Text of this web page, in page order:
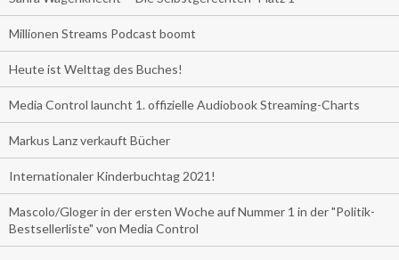
Millionen Streams Podcast boomt
Heute ist Welttag des Buches!
Media Control launcht 1. offizielle Audiobook Streaming-Charts
Markus Lanz verkauft Bücher
Internationaler Kinderbuchtag 2021!
Mascolo/Gloger in der ersten Woche auf Nummer 1 in der "Politik-
Bestsellerliste" von Media Control